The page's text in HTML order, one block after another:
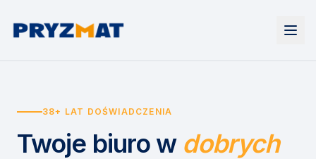
Urządzenia
Drukarki i urządzenia wielofunkcyjne
Etykiety i identyfikacja
Wynajem drukarek
EZD RP
38+ LAT DOŚWIADCZENIA
Twoje biuro w dobrych